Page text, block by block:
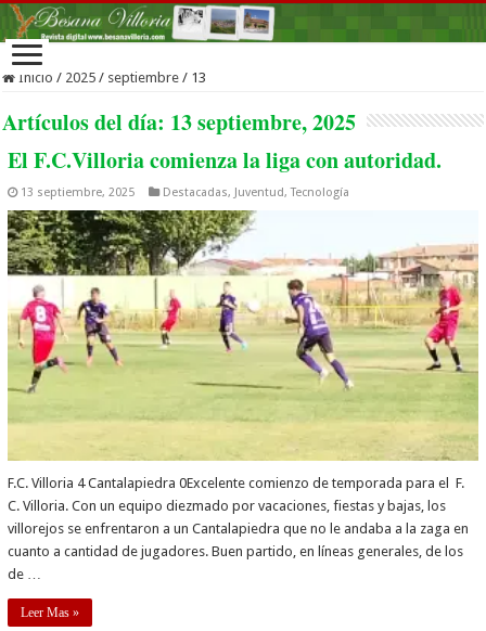
Inicio / 2025 / septiembre / 13
Artículos del día: 13 septiembre, 2025
El F.C.Villoria comienza la liga con autoridad.
13 septiembre, 2025 Destacadas, Juventud,Tecnología
F.C. Villoria 4 Cantalapiedra 0Excelente comienzo de temporada para el F.
C. Villoria. Con un equipo diezmado por vacaciones, fiestas y bajas, los
villorejos se enfrentaron a un Cantalapiedra que no le andaba a la zaga en
cuanto a cantidad de jugadores. Buen partido, en líneas generales, de los
de …
Leer Mas »